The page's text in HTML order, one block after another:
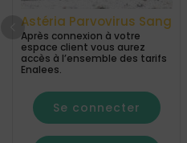
Astéria Parvovirus Sang
Après connexion à votre
espace client vous aurez
accès à l’ensemble des tarifs
Enalees.
Se connecter